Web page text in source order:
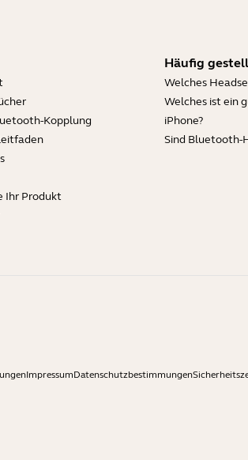
Kopplung
Ihr Produkt
Häufig
Welches
Welches ist ein
iPhone?
Sind Bluetooth-
ImpressumDatenschutzbestimmungen